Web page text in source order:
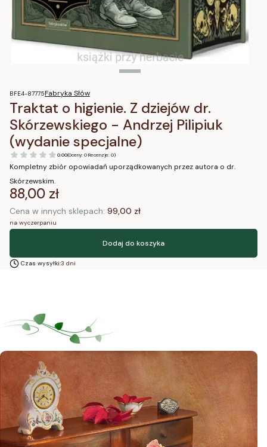
BFE4-87775Fabryka Słów
Traktat o higienie. Z dziejów dr.
Skórzewskiego - Andrzej Pilipiuk
(wydanie specjalne)
0.00(Oceny: 0 Recenzje: 0)
Cena
88,00 zł
Cena w innych sklepach: 99,00 zł
Kompletny zbiór opowiadań uporządkowanych przez autora o dr.
Skórzewskim.
na wyczerpaniu
Dodaj do koszyka
Czas wysyłki:3 dni